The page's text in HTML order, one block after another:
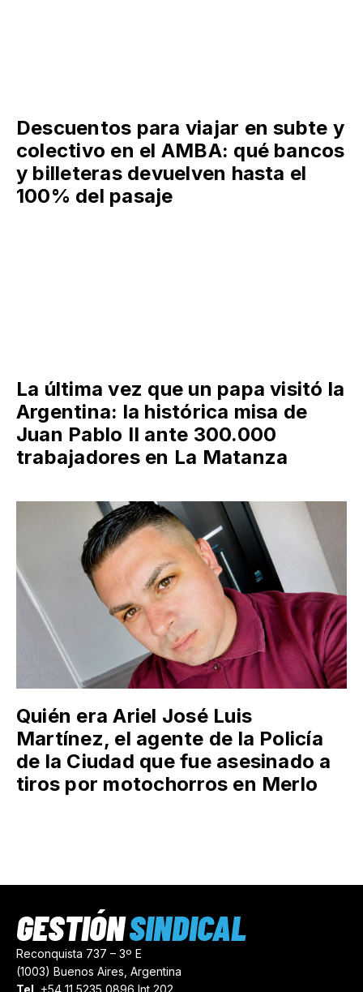
La última vez que un papa visitó la
Argentina: la histórica misa de
Juan Pablo II ante 300.000
trabajadores en La Matanza
Quién era Ariel José Luis
Martínez, el agente de la Policía
de la Ciudad que fue asesinado a
tiros por motochorros en Merlo